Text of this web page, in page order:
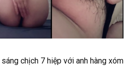
chịch 7 hiệp với anh hàng xóm